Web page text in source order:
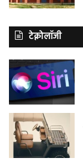
टेक्नोलॉजी